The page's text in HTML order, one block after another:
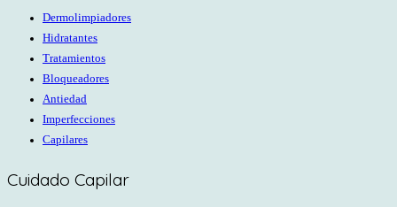
Dermolimpiadores
Hidratantes
Tratamientos
Bloqueadores
Antiedad
Imperfecciones
Capilares
Cuidado Capilar